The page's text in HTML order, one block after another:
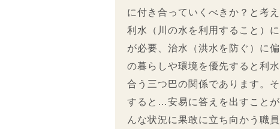
に付き合っていくべきか？と考
利水（川の水を利用すること）
が必要、治水（洪水を防ぐ）に
の暮らしや環境を優先すると利
合う三つ巴の関係であります。
すると…安易に答えを出すこと
んな状況に果敢に立ち向かう職